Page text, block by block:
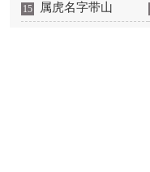
强，实现大满贯300胜
15 属虎名字带山